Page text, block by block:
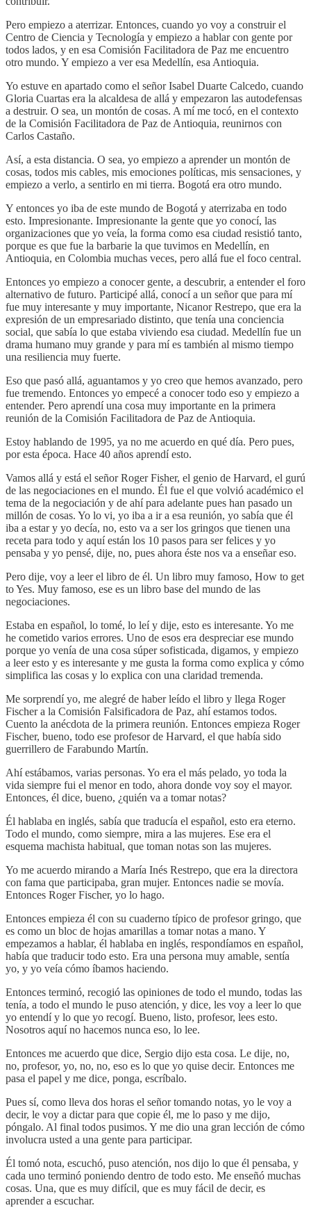
Pero empiezo a aterrizar. Entonces, cuando yo voy a construir el
Centro de Ciencia y Tecnología y empiezo a hablar con gente por
todos lados, y en esa Comisión Facilitadora de Paz me encuentro
otro mundo. Y empiezo a ver esa Medellín, esa Antioquia.
Yo estuve en apartado como el señor Isabel Duarte Calcedo, cuando
Gloria Cuartas era la alcaldesa de allá y empezaron las autodefensas
a destruir. O sea, un montón de cosas. A mí me tocó, en el contexto
de la Comisión Facilitadora de Paz de Antioquia, reunirnos con
Carlos Castaño.
Así, a esta distancia. O sea, yo empiezo a aprender un montón de
cosas, todos mis cables, mis emociones políticas, mis sensaciones, y
empiezo a verlo, a sentirlo en mi tierra. Bogotá era otro mundo.
Y entonces yo iba de este mundo de Bogotá y aterrizaba en todo
esto. Impresionante. Impresionante la gente que yo conocí, las
organizaciones que yo veía, la forma como esa ciudad resistió tanto,
porque es que fue la barbarie la que tuvimos en Medellín, en
Antioquia, en Colombia muchas veces, pero allá fue el foco central.
Entonces yo empiezo a conocer gente, a descubrir, a entender el foro
alternativo de futuro. Participé allá, conocí a un señor que para mí
fue muy interesante y muy importante, Nicanor Restrepo, que era la
expresión de un empresariado distinto, que tenía una conciencia
social, que sabía lo que estaba viviendo esa ciudad. Medellín fue un
drama humano muy grande y para mí es también al mismo tiempo
una resiliencia muy fuerte.
Eso que pasó allá, aguantamos y yo creo que hemos avanzado, pero
fue tremendo. Entonces yo empecé a conocer todo eso y empiezo a
entender. Pero aprendí una cosa muy importante en la primera
reunión de la Comisión Facilitadora de Paz de Antioquia.
Estoy hablando de 1995, ya no me acuerdo en qué día. Pero pues,
por esta época. Hace 40 años aprendí esto.
Vamos allá y está el señor Roger Fisher, el genio de Harvard, el gurú
de las negociaciones en el mundo. Él fue el que volvió académico el
tema de la negociación y de ahí para adelante pues han pasado un
millón de cosas. Yo lo vi, yo iba a ir a esa reunión, yo sabía que él
iba a estar y yo decía, no, esto va a ser los gringos que tienen una
receta para todo y aquí están los 10 pasos para ser felices y yo
pensaba y yo pensé, dije, no, pues ahora éste nos va a enseñar eso.
Pero dije, voy a leer el libro de él. Un libro muy famoso, How to get
to Yes. Muy famoso, ese es un libro base del mundo de las
negociaciones.
Estaba en español, lo tomé, lo leí y dije, esto es interesante. Yo me
he cometido varios errores. Uno de esos era despreciar ese mundo
porque yo venía de una cosa súper sofisticada, digamos, y empiezo
a leer esto y es interesante y me gusta la forma como explica y cómo
simplifica las cosas y lo explica con una claridad tremenda.
Me sorprendí yo, me alegré de haber leído el libro y llega Roger
Fischer a la Comisión Falsificadora de Paz, ahí estamos todos.
Cuento la anécdota de la primera reunión. Entonces empieza Roger
Fischer, bueno, todo ese profesor de Harvard, el que había sido
guerrillero de Farabundo Martín.
Ahí estábamos, varias personas. Yo era el más pelado, yo toda la
vida siempre fui el menor en todo, ahora donde voy soy el mayor.
Entonces, él dice, bueno, ¿quién va a tomar notas?
Él hablaba en inglés, sabía que traducía el español, esto era eterno.
Todo el mundo, como siempre, mira a las mujeres. Ese era el
esquema machista habitual, que toman notas son las mujeres.
Yo me acuerdo mirando a María Inés Restrepo, que era la directora
con fama que participaba, gran mujer. Entonces nadie se movía.
Entonces Roger Fischer, yo lo hago.
Entonces empieza él con su cuaderno típico de profesor gringo, que
es como un bloc de hojas amarillas a tomar notas a mano. Y
empezamos a hablar, él hablaba en inglés, respondíamos en español,
había que traducir todo esto. Era una persona muy amable, sentía
yo, y yo veía cómo íbamos haciendo.
Entonces terminó, recogió las opiniones de todo el mundo, todas las
tenía, a todo el mundo le puso atención, y dice, les voy a leer lo que
yo entendí y lo que yo recogí. Bueno, listo, profesor, lees esto.
Nosotros aquí no hacemos nunca eso, lo lee.
Entonces me acuerdo que dice, Sergio dijo esta cosa. Le dije, no,
no, profesor, yo, no, no, eso es lo que yo quise decir. Entonces me
pasa el papel y me dice, ponga, escríbalo.
Pues sí, como lleva dos horas el señor tomando notas, yo le voy a
decir, le voy a dictar para que copie él, me lo paso y me dijo,
póngalo. Al final todos pusimos. Y me dio una gran lección de cómo
involucra usted a una gente para participar.
Él tomó nota, escuchó, puso atención, nos dijo lo que él pensaba, y
cada uno terminó poniendo dentro de todo esto. Me enseñó muchas
cosas. Una, que es muy difícil, que es muy fácil de decir, es
aprender a escuchar.